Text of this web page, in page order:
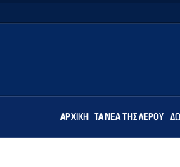
ΑΡΧΙΚΉ ΤΑ ΝΈΑ ΤΗΣ ΛΈΡΟΥ